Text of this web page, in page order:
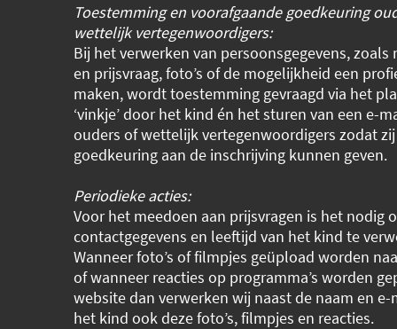
Toestemming en voorafgaande goedkeuring
wettelijk vertegenwoordigers:
Bij het verwerken van persoonsgegevens, zoals
en prijsvraag, foto’s of de mogelijkheid een
maken, wordt toestemming gevraagd via het
‘vinkje’ door het kind én het sturen van een e-
ouders of wettelijk vertegenwoordigers zodat
goedkeuring aan de inschrijving kunnen geven.
Periodieke acties:
Voor het meedoen aan prijsvragen is het nodig
contactgegevens en leeftijd van het kind te
Wanneer foto’s of filmpjes geüpload worden
of wanneer reacties op programma’s worden
website dan verwerken wij naast de naam en e-
het kind ook deze foto’s, filmpjes en reacties.